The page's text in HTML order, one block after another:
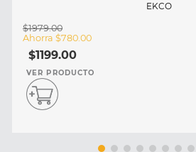
EKCO
$1979.00
Ahorra $780.00
$1199.00
VER PRODUCTO